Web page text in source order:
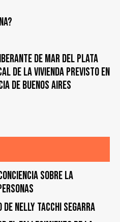
de Mar del Plata
de la vivienda previsto en
de Buenos Aires
sobre la
NELLY TACCHI SEGARRA